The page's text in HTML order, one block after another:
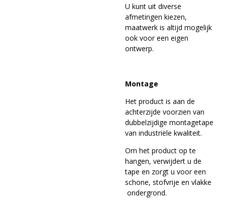
U kunt uit diverse
afmetingen kiezen,
maatwerk is altijd mogelijk
ook voor een eigen
ontwerp.
Montage
Het product is aan de
achterzijde voorzien van
dubbelzijdige montagetape
van industriële kwaliteit.
Om het product op te
hangen, verwijdert u de
tape en zorgt u voor een
schone, stofvrije en vlakke
ondergrond.